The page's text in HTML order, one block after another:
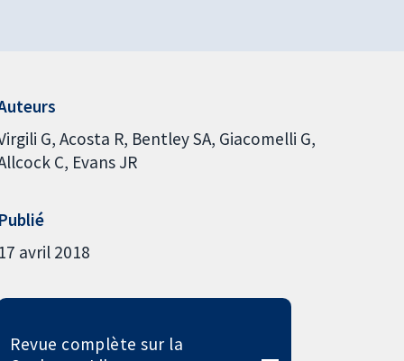
G Acosta R Bentley SA Giacomelli G
C Evans JR
Publié
17 avril 2018
Revue complète sur la